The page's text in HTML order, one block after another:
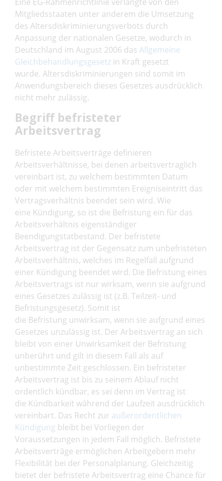
Mitgliedsstaaten unter anderem die Umsetzung
des Altersdiskriminierungsverbots durch
Anpassung der nationalen Gesetze, wodurch in
Deutschland im August 2006 das Allgemeine
Gleichbehandlungsgesetz in Kraft gesetzt
wurde. Altersdiskriminierungen sind somit im
Anwendungsbereich dieses Gesetzes ausdrücklich
nicht mehr zulässig.
Begriff befristeter
Arbeitsvertrag
Befristete Arbeitsverträge definieren
Arbeitsverhältnisse, bei denen arbeitsvertraglich
vereinbart ist, zu welchem bestimmten Datum
oder mit welchem bestimmten Ereigniseintritt das
Vertragsverhältnis beendet sein wird. Wie
eine Kündigung, so ist die Befristung ein für das
Arbeitsverhältnis eigenständiger
Beendigungstatbestand. Der befristete
Arbeitsvertrag ist der Gegensatz zum unbefristeten
Arbeitsverhältnis, welches im Regelfall aufgrund
einer Kündigung beendet wird. Die Befristung eines
Arbeitsvertrags ist nur wirksam, wenn sie aufgrund
eines Gesetzes zulässig ist (z.B. Teilzeit- und
Befristungsgesetz). Somit ist
die Befristung unwirksam, wenn sie aufgrund eines
Gesetzes unzulässig ist. Der Arbeitsvertrag an sich
bleibt von einer Unwirksamkeit der Befristung
unberührt und gilt in diesem Fall als auf
unbestimmte Zeit geschlossen. Ein befristeter
Arbeitsvertrag ist bis zu seinem Ablauf nicht
ordentlich kündbar, es sei denn im Vertrag ist
die Kündbarkeit während der Laufzeit ausdrücklich
vereinbart. Das Recht zur außerordentlichen
Kündigung bleibt bei Vorliegen der
Voraussetzungen in jedem Fall möglich. Befristete
Arbeitsverträge ermöglichen Arbeitgebern mehr
Flexibilität bei der Personalplanung. Gleichzeitig
bietet der befristete Arbeitsvertrag eine Chance für